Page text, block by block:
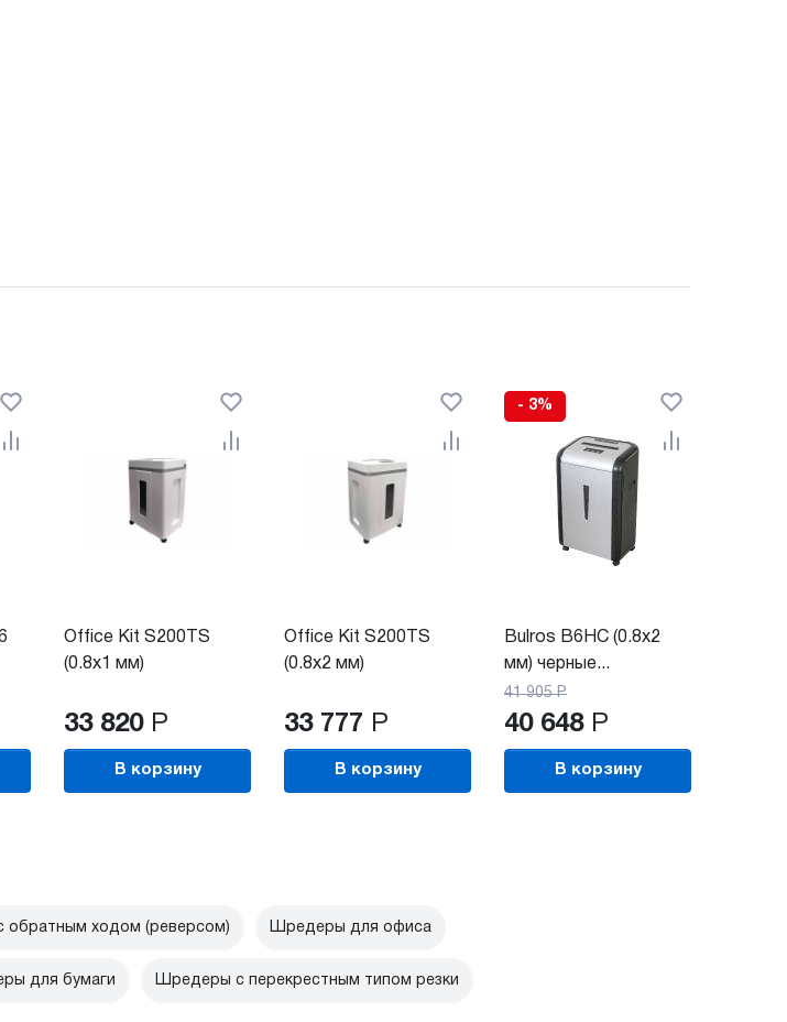
Office Kit S200TS
(0.8x1 мм)
33 820 Р
В корзину
Office Kit S200TS
(0.8x2 мм)
33 777 Р
В корзину
- 3%
Bulros B6HC (0.8x2
мм) черные...
41 905 Р
40 648 Р
В корзину
обратным ходом (реверсом) Шредеры для офиса
для бумаги Шредеры с перекрестным типом резки